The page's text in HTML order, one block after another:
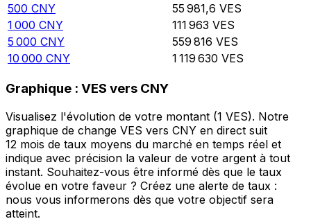
500 CNY 55 981,6 VES
1 000 CNY 111 963 VES
5 000 CNY 559 816 VES
10 000 CNY 1 119 630 VES
Graphique : VES vers CNY
Visualisez l'évolution de votre montant (1 VES). Notre
graphique de change VES vers CNY en direct suit
12 mois de taux moyens du marché en temps réel et
indique avec précision la valeur de votre argent à tout
instant. Souhaitez-vous être informé dès que le taux
évolue en votre faveur ? Créez une alerte de taux :
nous vous informerons dès que votre objectif sera
atteint.